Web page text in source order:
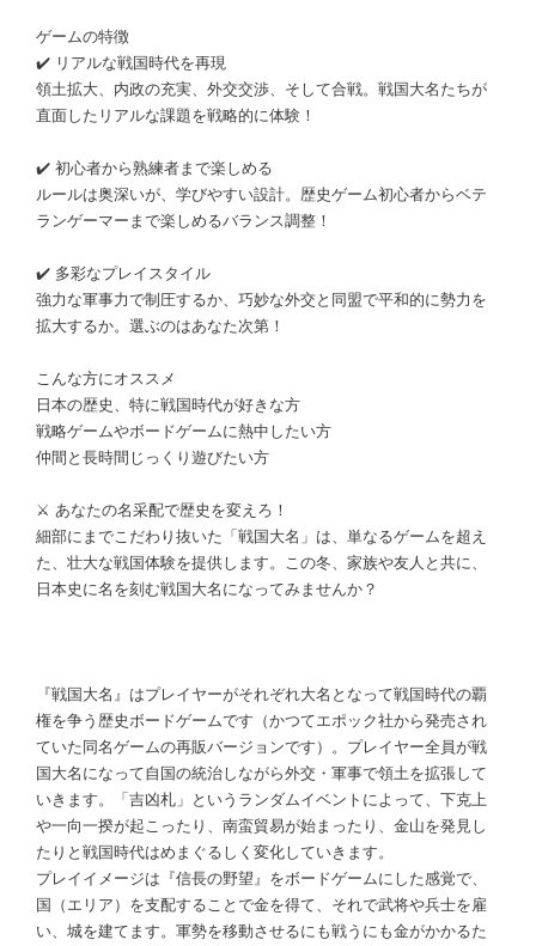
ゲームの特徴
✔️ リアルな戦国時代を再現
領土拡大、内政の充実、外交交渉、そして合戦。戦国大名たちが
直面したリアルな課題を戦略的に体験！
✔️ 初心者から熟練者まで楽しめる
ルールは奥深いが、学びやすい設計。歴史ゲーム初心者からベテ
ランゲーマーまで楽しめるバランス調整！
✔️ 多彩なプレイスタイル
強力な軍事力で制圧するか、巧妙な外交と同盟で平和的に勢力を
拡大するか。選ぶのはあなた次第！
こんな方にオススメ
日本の歴史、特に戦国時代が好きな方
戦略ゲームやボードゲームに熱中したい方
仲間と長時間じっくり遊びたい方
⚔️ あなたの名采配で歴史を変えろ！
細部にまでこだわり抜いた「戦国大名」は、単なるゲームを超え
た、壮大な戦国体験を提供します。この冬、家族や友人と共に、
日本史に名を刻む戦国大名になってみませんか？
『戦国大名』はプレイヤーがそれぞれ大名となって戦国時代の覇
権を争う歴史ボードゲームです（かつてエポック社から発売され
ていた同名ゲームの再販バージョンです）。プレイヤー全員が戦
国大名になって自国の統治しながら外交・軍事で領土を拡張して
いきます。「吉凶札」というランダムイベントによって、下克上
や一向一揆が起こったり、南蛮貿易が始まったり、金山を発見し
たりと戦国時代はめまぐるしく変化していきます。
プレイイメージは『信長の野望』をボードゲームにした感覚で、
国（エリア）を支配することで金を得て、それで武将や兵士を雇
い、城を建てます。軍勢を移動させるにも戦うにも金がかかるた